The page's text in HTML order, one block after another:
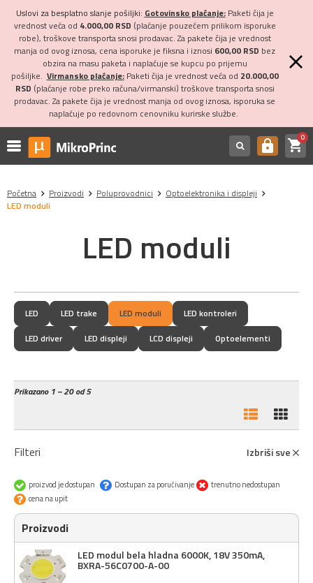
Uslovi za besplatno slanje pošiljki: Gotovinsko plaćanje:Paketi čija je
vrednost veća od 4.000,00 RSD (plaćanje pouzećem prilikom isporuke
robe), troškove transporta snosi prodavac. Za pakete čija je vrednost
manja od ovog iznosa, cena isporuke je fiksna i iznosi 600,00 RSD bez
obzira na masu paketa i naplaćuje se kupcu po prijemu
pošiljke. Virmansko plaćanje:Paketi čija je vrednost veća od 20.000,00
RSD (plaćanje robe preko računa/virmanski) troškove transporta snosi
prodavac. Za pakete čija je vrednost manja od ovog iznosa, isporuka se
naplaćuje po redovnom cenovniku kurirske službe.
https shopping_cart0
Početna Proizvodi Poluprovodnici
Optoelektronika i displeji
LED moduli
LED moduli
LED LED trake LED moduli
LED kontroleri
LED driver
LED displeji LCD displeji Optoelementi
Prikazano1 – 20 od 5
Filteri Izbriši sve
proizvod je dostupan Dostupan za poručivanje
trenutno nedostupan
cena na upit
Proizvodi
LED modul bela hladna 6000K, 18V 350mA,
BXRA-56C0700-A-00